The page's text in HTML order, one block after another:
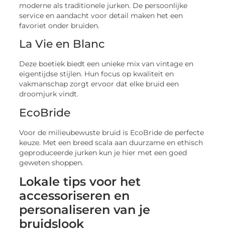
moderne als traditionele jurken. De persoonlijke
service en aandacht voor detail maken het een
favoriet onder bruiden.
La Vie en Blanc
Deze boetiek biedt een unieke mix van vintage en
eigentijdse stijlen. Hun focus op kwaliteit en
vakmanschap zorgt ervoor dat elke bruid een
droomjurk vindt.
EcoBride
Voor de milieubewuste bruid is EcoBride de perfecte
keuze. Met een breed scala aan duurzame en ethisch
geproduceerde jurken kun je hier met een goed
geweten shoppen.
Lokale tips voor het
accessoriseren en
personaliseren van je
bruidslook